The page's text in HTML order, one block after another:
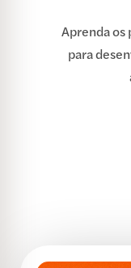
Aprenda os
para